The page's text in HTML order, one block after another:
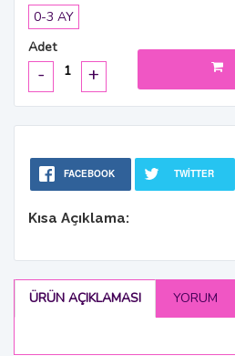
0-3 AY
Adet
- +
FACEBOOK TWITTER
Kısa Açıklama:
ÜRÜN AÇIKLAMASI YORUM